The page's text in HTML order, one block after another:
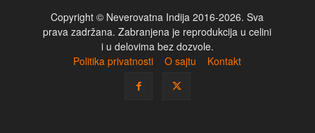
Copyright © Neverovatna Indija 2016-2026. Sva
prava zadržana. Zabranjena je reprodukcija u celini
i u delovima bez dozvole.
Politika privatnosti
O sajtu Kontakt